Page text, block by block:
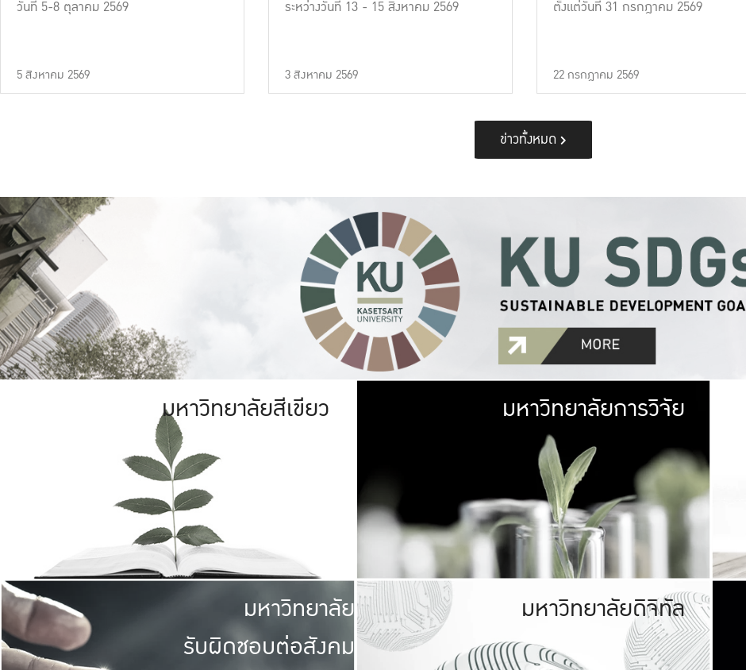
วันที่ 5-8 ตุลาคม 2569
5 สิงหาคม 2569
ระหว่างวันที่ 13 - 15 สิงหาคม 2569
3 สิงหาคม 2569
ตั้งแต่วันที่ 31 กรกฎาคม 2569
22 กรกฎาคม 2569
ข่าวทั้งหมด
มหาวิทยาลัยสีเขียว มหาวิทยาลัย
เกษตรศาสตร์ มีพื้นที่เขียวสดใส หนา
เป็นป่าในเมือง (URBAN
เกษตรในเมือง (URBAN
ที่นับรวมกันได้ประมาณ
มหาวิทยาลัยการวิจัย
มหาวิทยาลัย
รับผิดชอบต่อสังคม
มหาวิทยาลัยรับผิดชอบต่อสัง
ร่วมมือกับชุมชน เพื่อความกินดี
และความสุขอย่างยั่
มหาวิทยาลัยดิจิทัล